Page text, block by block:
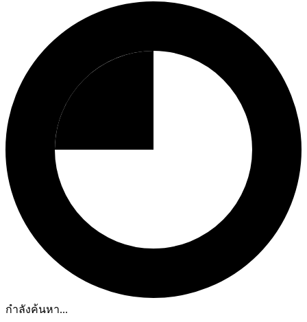
กำลังค้นหา...